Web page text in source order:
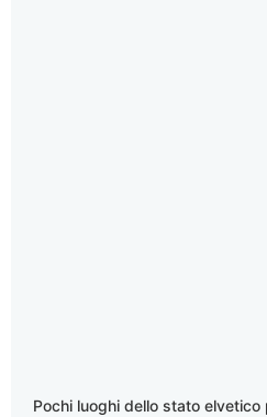
Pochi luoghi dello stato